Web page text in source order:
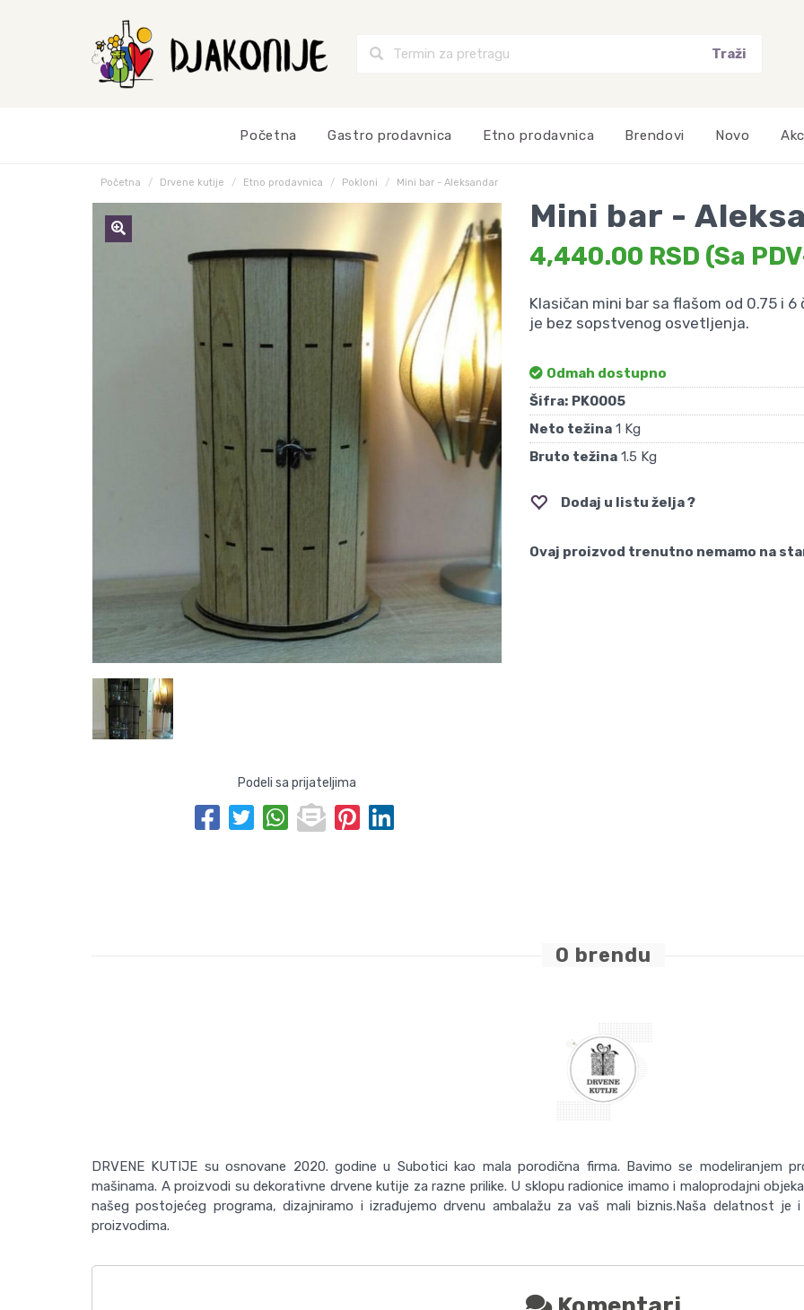
Početna Gastro prodavnica Etno prodavnica Brendovi Novo
Početna Drvene kutije Etno prodavnica Pokloni Mini bar - Aleksandar
Podeli sa prijateljima
Mini bar -
4,440.00 RSD (Sa
Klasičan mini bar sa flašom od 0.75 i
je bez sopstvenog osvetljenja.
Odmah dostupno
Šifra: PK0005
Neto težina1 Kg
Bruto težina1.5 Kg
Dodaj u listu želja ?
Ovaj proizvod trenutno nemamo na
O brendu
DRVENE KUTIJE su osnovane 2020. godine u Subotici kao mala porodična firma. Bavimo se modeliranjem
mašinama. A proizvodi su dekorativne drvene kutije za razne prilike. U sklopu radionice imamo i maloprodajni
našeg postojećeg programa, dizajniramo i izrađujemo drvenu ambalažu za vaš mali biznis.Naša delatnost je
proizvodima.